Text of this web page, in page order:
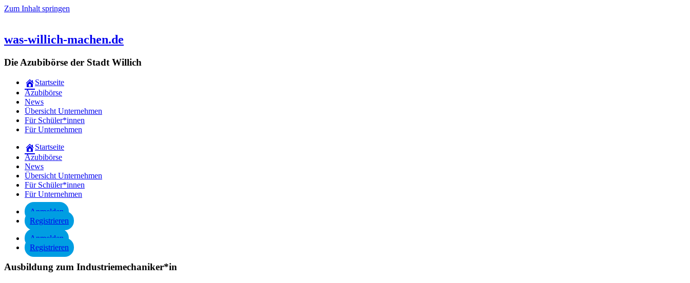
Zum Inhalt springen
was-willich-machen.de
Die Azubibörse der Stadt Willich
Startseite
Azubibörse
News
Übersicht Unternehmen
Für Schüler*innen
Für Unternehmen
Startseite
Azubibörse
News
Übersicht Unternehmen
Für Schüler*innen
Für Unternehmen
Anmelden
Registrieren
Anmelden
Registrieren
Ausbildung zum Industriemechaniker*in